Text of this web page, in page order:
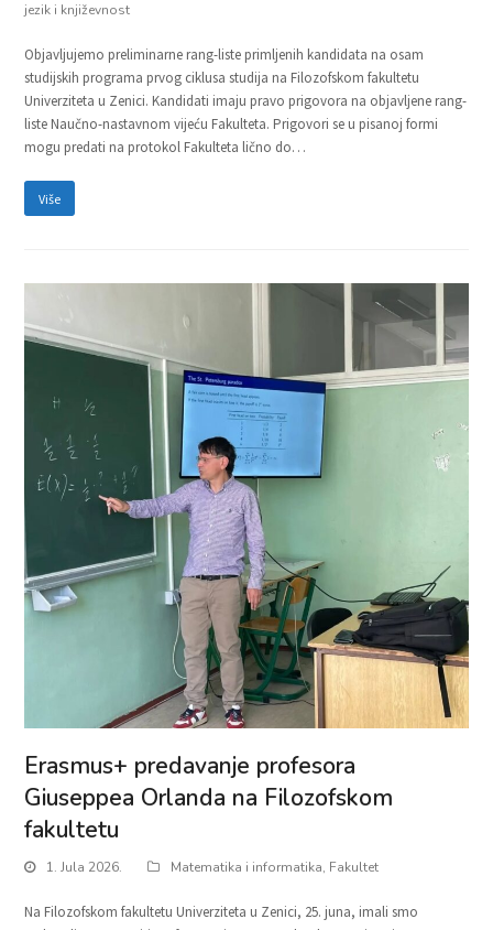
jezik i književnost
Objavljujemo preliminarne rang-liste primljenih kandidata na osam
studijskih programa prvog ciklusa studija na Filozofskom fakultetu
Univerziteta u Zenici. Kandidati imaju pravo prigovora na objavljene rang-
liste Naučno-nastavnom vijeću Fakulteta. Prigovori se u pisanoj formi
mogu predati na protokol Fakulteta lično do…
Više
Erasmus+ predavanje profesora
Giuseppea Orlanda na Filozofskom
fakultetu
1. Jula 2026. Matematika i informatika, Fakultet
Na Filozofskom fakultetu Univerziteta u Zenici, 25. juna, imali smo